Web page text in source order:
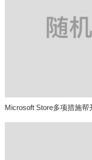
Microsoft Store多项措施